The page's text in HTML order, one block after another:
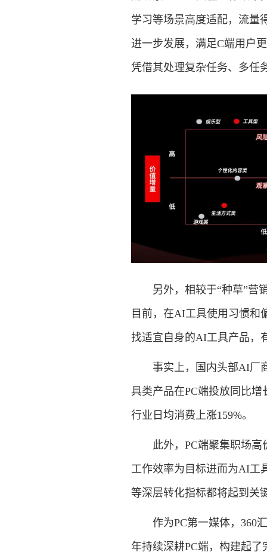
学习等场景高度适配，流量
进一步发展，满足C端用户
凭借其处理复杂任务、多任
另外，相较于“种草”营
目前，在AI工具使用习惯和
找适宜自身的AI工具产品，
事实上，国内头部AI厂商
具类产品在PC端投放同比增
行业日均消费上涨159%。
此外，PC端聚集职场高
工作效率为目标进而为AI工
等深层转化指标都将起到关
作为PC第一媒体，360汇
年持续深耕PC端，构建起